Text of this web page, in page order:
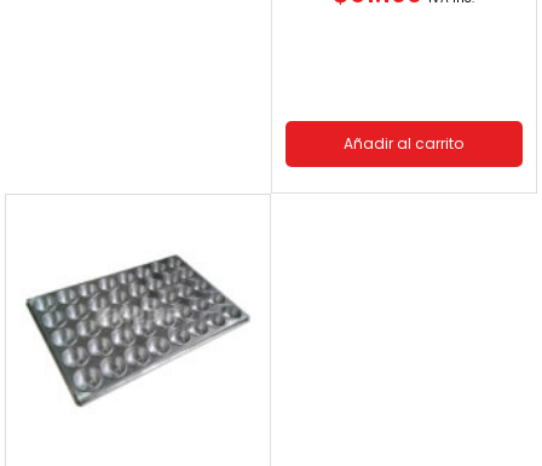
Añadir al carrito